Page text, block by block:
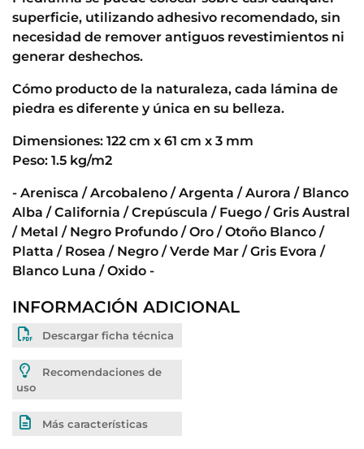
superficie, utilizando adhesivo recomendado, sin
necesidad de remover antiguos revestimientos ni
generar deshechos.
Cómo producto de la naturaleza, cada lámina de
piedra es diferente y única en su belleza.
Dimensiones: 122 cm x 61 cm x 3 mm
Peso: 1.5 kg/m2
- Arenisca / Arcobaleno / Argenta / Aurora / Blanco
Alba / California / Crepúscula / Fuego / Gris Austral
/ Metal / Negro Profundo / Oro / Otoño Blanco /
Platta / Rosea / Negro / Verde Mar / Gris Evora /
Blanco Luna / Oxido -
INFORMACIÓN ADICIONAL
Descargar ficha técnica
Recomendaciones de
uso
Más características